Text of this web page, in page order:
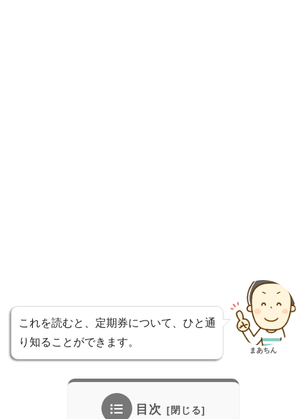
これを読むと、定期券について、ひと通
り知ることができます。
まあちん
目次